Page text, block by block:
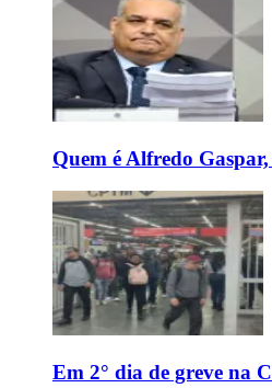
Quem é Alfredo
Em 2° dia de greve na